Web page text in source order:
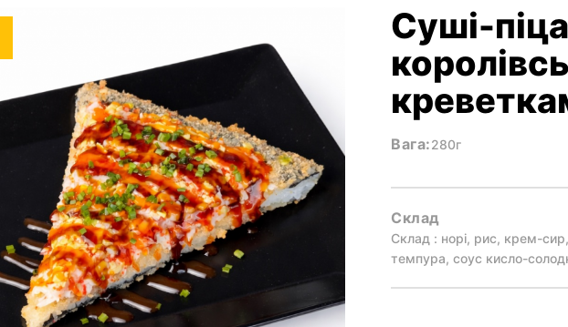
Суші-
Вага:280г
Склад
Склад : норі, рис, крем-
темпура, соус кисло-